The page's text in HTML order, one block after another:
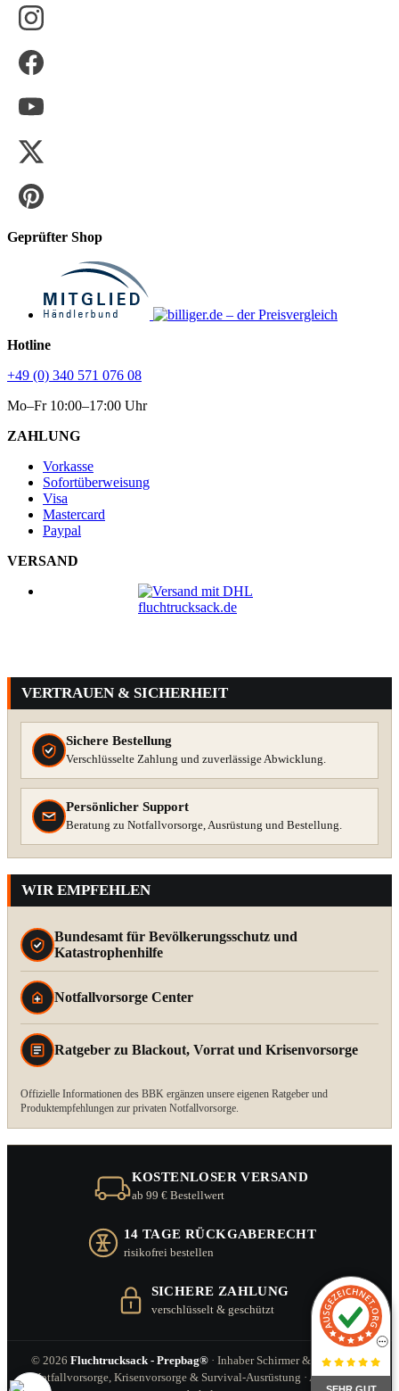
Geprüfter Shop
Hotline
+49 (0) 340 571 076 08
Mo–Fr 10:00–17:00 Uhr
ZAHLUNG
Vorkasse
Sofortüberweisung
Visa
Mastercard
Paypal
VERSAND
VERTRAUEN & SICHERHEIT
Sichere Bestellung
Verschlüsselte Zahlung und zuverlässige Abwicklung.
Persönlicher Support
Beratung zu Notfallvorsorge, Ausrüstung und Bestellung.
WIR EMPFEHLEN
Bundesamt für Bevölkerungsschutz und
Katastrophenhilfe
Notfallvorsorge Center
Ratgeber zu Blackout, Vorrat und Krisenvorsorge
Offizielle Informationen des BBK ergänzen unsere eigenen Ratgeber und
Produktempfehlungen zur privaten Notfallvorsorge.
KOSTENLOSER VERSAND
ab 99 € Bestellwert
14 TAGE RÜCKGABERECHT
risikofrei bestellen
SICHERE ZAHLUNG
verschlüsselt & geschützt
© 2026 Fluchtrucksack - Prepbag® · Inhaber Schirmer & Zitzl GbR ·
Notfallvorsorge, Krisenvorsorge & Survival-Ausrüstung · Alle Rechte